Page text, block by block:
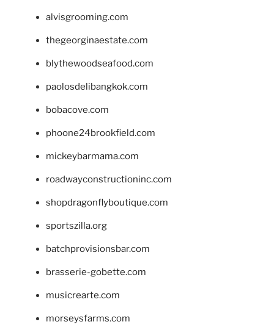
alvisgrooming.com
thegeorginaestate.com
blythewoodseafood.com
paolosdelibangkok.com
bobacove.com
phoone24brookfield.com
mickeybarmama.com
roadwayconstructioninc.com
shopdragonflyboutique.com
sportszilla.org
batchprovisionsbar.com
brasserie-gobette.com
musicrearte.com
morseysfarms.com